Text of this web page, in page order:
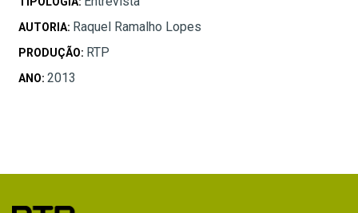
AUTORIA: Raquel Ramalho Lopes
PRODUÇÃO: RTP
ANO: 2013